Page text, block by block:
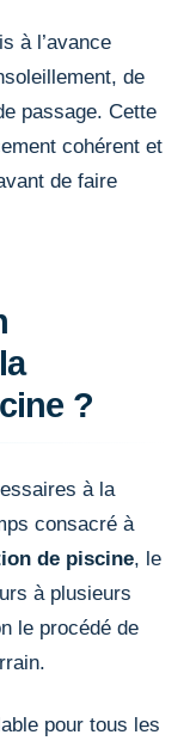
à l’avance
de
passage. Cette
cohérent et
de faire
?
à la
consacré à
de piscine, le
à plusieurs
le procédé de
pour tous les